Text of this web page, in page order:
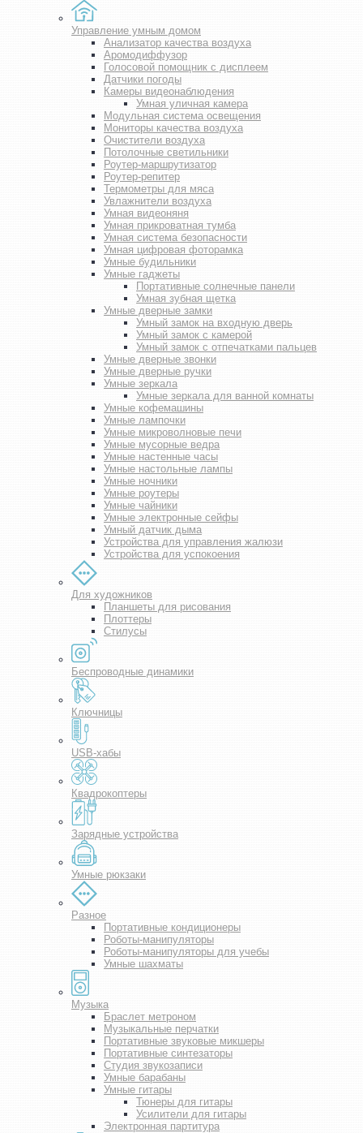
Управление умным домом
Анализатор качества воздуха
Аромодиффузор
Голосовой помощник с дисплеем
Датчики погоды
Камеры видеонаблюдения
Умная уличная камера
Модульная система освещения
Мониторы качества воздуха
Очистители воздуха
Потолочные светильники
Роутер-маршрутизатор
Роутер-репитер
Термометры для мяса
Увлажнители воздуха
Умная видеоняня
Умная прикроватная тумба
Умная система безопасности
Умная цифровая фоторамка
Умные будильники
Умные гаджеты
Портативные солнечные панели
Умная зубная щетка
Умные дверные замки
Умный замок на входную дверь
Умный замок с камерой
Умный замок с отпечатками пальцев
Умные дверные звонки
Умные дверные ручки
Умные зеркала
Умные зеркала для ванной комнаты
Умные кофемашины
Умные лампочки
Умные микроволновые печи
Умные мусорные ведра
Умные настенные часы
Умные настольные лампы
Умные ночники
Умные роутеры
Умные чайники
Умные электронные сейфы
Умный датчик дыма
Устройства для управления жалюзи
Устройства для успокоения
Для художников
Планшеты для рисования
Плоттеры
Стилусы
Беспроводные динамики
Ключницы
USB-хабы
Квадрокоптеры
Зарядные устройства
Умные рюкзаки
Разное
Портативные кондиционеры
Роботы-манипуляторы
Роботы-манипуляторы для учебы
Умные шахматы
Музыка
Браслет метроном
Музыкальные перчатки
Портативные звуковые микшеры
Портативные синтезаторы
Студия звукозаписи
Умные барабаны
Умные гитары
Тюнеры для гитары
Усилители для гитары
Электронная партитура